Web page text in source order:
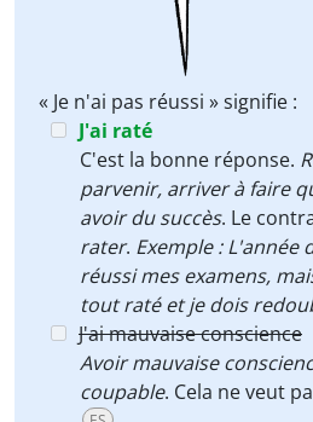
« Je n'ai pas réussi » signifie :
J'ai raté
C'est la bonne réponse.
parvenir, arriver à faire
avoir du succès. Le
rater. Exemple : L'année
réussi mes examens,
tout raté et je dois
J'ai mauvaise conscience
Avoir mauvaise
coupable. Cela ne veut